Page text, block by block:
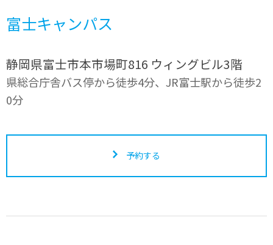
富士キャンパス
静岡県富士市本市場町816 ウィングビル3階
県総合庁舎バス停から徒歩4分、JR富士駅から徒歩2
0分
予約する